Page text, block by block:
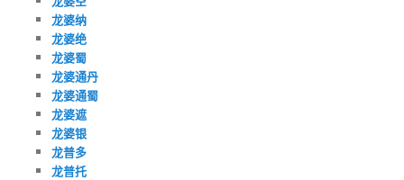
龙婆纳
龙婆绝
龙婆蜀
龙婆通丹
龙婆通蜀
龙婆遮
龙婆银
龙普多
龙普托